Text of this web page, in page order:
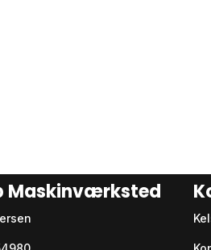
Maskinværksted